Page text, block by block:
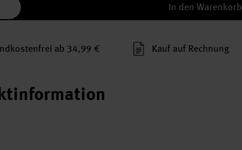
In den Warenkorb
ab 34,99 € Kauf auf Rechnung